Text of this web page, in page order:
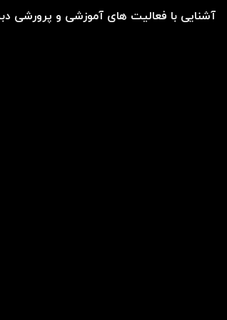
آشنایی با فعالیت های آموزشی و پرورشی